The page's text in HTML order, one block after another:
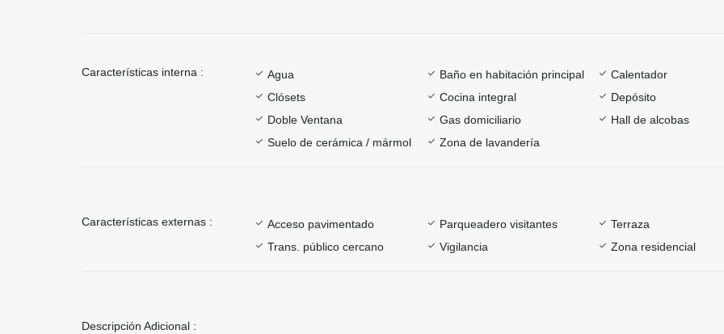
Características interna : Agua Baño en habitación principal
Calentador
Clósets
Cocina integral
Depósito
Doble Ventana
Gas domiciliario
Hall de alcobas
Suelo de cerámica / mármol
Zona de lavandería
Características externas : Acceso pavimentado Parqueadero visitantes
Terraza
Trans. público cercano
Vigilancia Zona residencial
Descripción Adicional :